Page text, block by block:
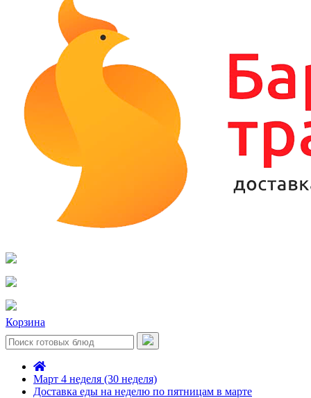
Корзина
Март 4 неделя (30 неделя)
Доставка еды на неделю по пятницам в марте